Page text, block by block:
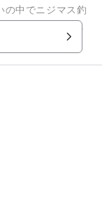
の中でニジマス釣
やる釣りは、小